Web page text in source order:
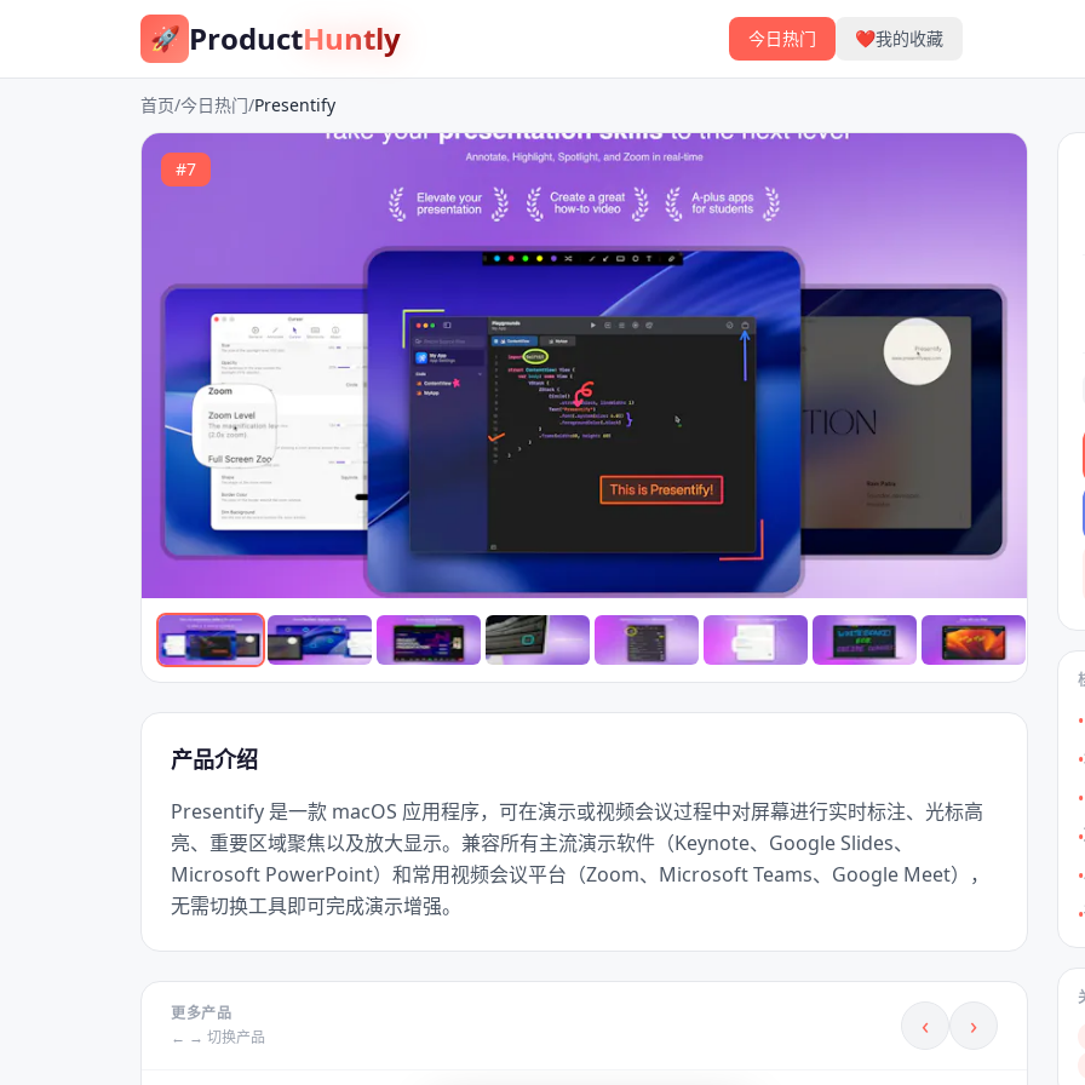
🚀 ProductHuntly 今日热门 ❤️我的收藏
首页/今日热门/Presentify
#7
产品介绍
Presentify 是一款 macOS 应用程序，可在演示或视频会议过程中对屏幕进行实时标注、光标高
亮、重要区域聚焦以及放大显示。兼容所有主流演示软件（Keynote、Google Slides、
Microsoft PowerPoint）和常用视频会议平台（Zoom、Microsoft Teams、Google Meet），
无需切换工具即可完成演示增强。
更多产品
← → 切换产品
‹ ›
•
•
•
•
•
•